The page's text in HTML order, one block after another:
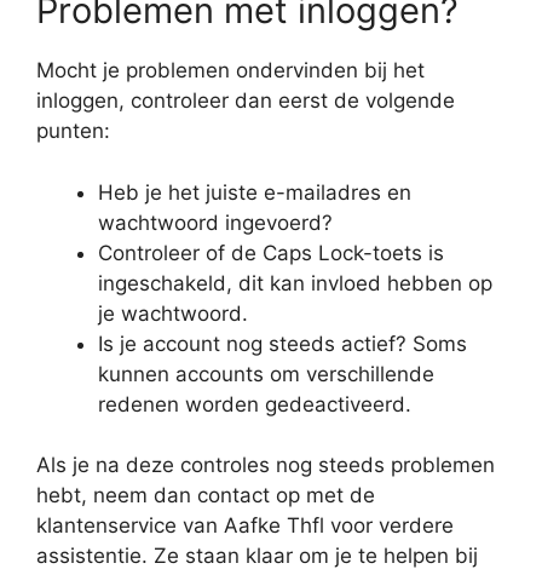
Problemen met inloggen?
Mocht je problemen ondervinden bij het
inloggen, controleer dan eerst de volgende
punten:
Heb je het juiste e-mailadres en
wachtwoord ingevoerd?
Controleer of de Caps Lock-toets is
ingeschakeld, dit kan invloed hebben op
je wachtwoord.
Is je account nog steeds actief? Soms
kunnen accounts om verschillende
redenen worden gedeactiveerd.
Als je na deze controles nog steeds problemen
hebt, neem dan contact op met de
klantenservice van Aafke Thfl voor verdere
assistentie. Ze staan klaar om je te helpen bij